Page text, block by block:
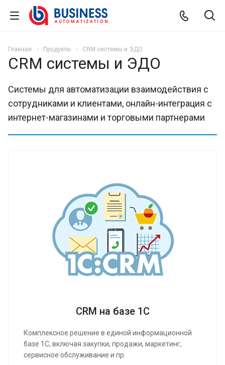
Главная Продукты CRM системы и ЭДО
CRM системы и ЭДО
Системы для автоматизации взаимодействия с
сотрудниками и клиентами, онлайн-интеграция с
интернет-магазинами и торговыми партнерами
CRM на базе 1С
Комплексное решение в единой информационной
базе 1С, включая закупки, продажи, маркетинг,
сервисное обслуживание и пр.